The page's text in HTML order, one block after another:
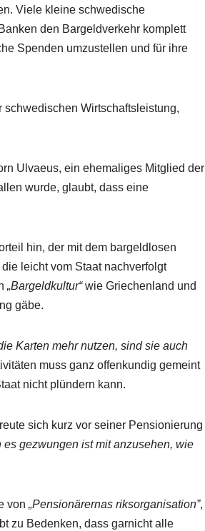
Viele kleine schwedische
den Bargeldverkehr komplett
Spenden umzustellen und für ihre
Wirtschaftsleistung,
Ulvaeus, ein ehemaliges Mitglied der
wurde, glaubt, dass eine
hin, der mit dem bargeldlosen
leicht vom Staat nachverfolgt
„Bargeldkultur“wie Griechenland und
gäbe.
Karten mehr nutzen, sind sie auch
muss ganz offenkundig gemeint
nicht plündern kann.
sich kurz vor seiner Pensionierung
gezwungen ist mit anzusehen, wie
von „Pensionärernas riksorganisation”,
zu Bedenken, dass garnicht alle